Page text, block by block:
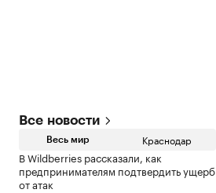
Все новости
Весь мир Краснодар
В Wildberries рассказали, как
предпринимателям подтвердить ущерб
от атак